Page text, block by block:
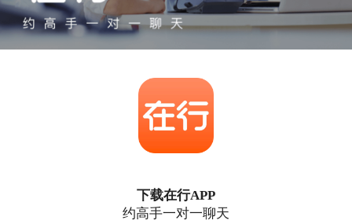
下载在行APP
约高手一对一聊天